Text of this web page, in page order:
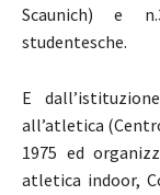
Scaunich) e
studentesche.
E
all’atletica
1975 ed
atletica indoor,